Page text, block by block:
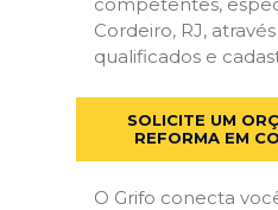
Cordeiro, RJ,
qualificados e
SOLICITE UM
REFORMA EM
O Grifo conecta